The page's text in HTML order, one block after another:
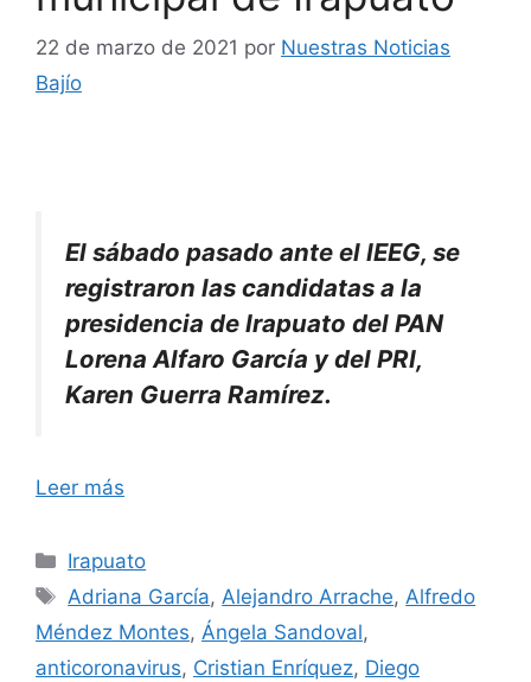
22 de marzo de 2021 por Nuestras Noticias
Bajío
El sábado pasado ante el IEEG, se
registraron las candidatas a la
presidencia de Irapuato del PAN
Lorena Alfaro García y del PRI,
Karen Guerra Ramírez.
Leer más
Categorías
Irapuato
Etiquetas
Adriana García, Alejandro Arrache, Alfredo
Méndez Montes, Ángela Sandoval,
anticoronavirus, Cristian Enríquez, Diego